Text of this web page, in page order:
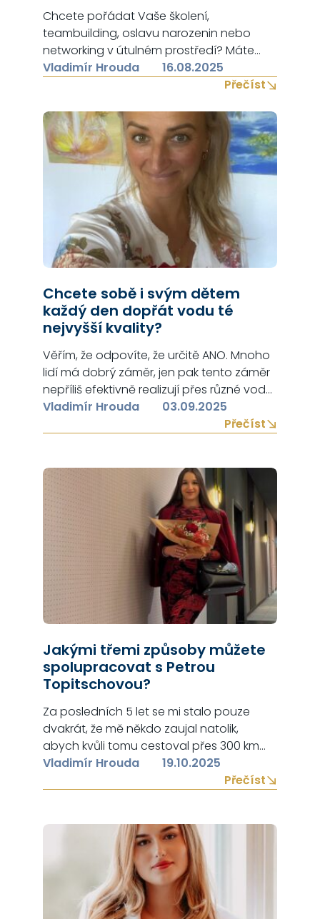
Chcete pořádat Vaše školení,
teambuilding, oslavu narozenin nebo
networking v útulném prostředí? Máte
rádi spíše neformální/domácí a
uvolněnou atmosféru? Pokud ano, pak se
až 25 osob určitě moc líbit. Můžete využít i
projektor a velké plátno s uhlopříčkou 3m
– ideální pro promítání čehokoliv. Prostory
ZIGIHUB najdete na adrese:…
Vladimír Hrouda
16.08.2025
Přečíst
Chcete sobě i svým dětem
každý den dopřát vodu té
nejvyšší kvality?
Věřím, že odpovíte, že určitě ANO. Mnoho
lidí má dobrý záměr, jen pak tento záměr
nepříliš efektivně realizují přes různé vodní
filtry a podobná zařízení. Chápu, že na
trhu existuje mnoho způsobů, jak mít
jednoduše vysvětlit, abychom Vám
pomohli k tomu udělat kvalitní…
Vladimír Hrouda
03.09.2025
Přečíst
Jakými třemi způsoby můžete
spolupracovat s Petrou
Topitschovou?
Za posledních 5 let se mi stalo pouze
dvakrát, že mě někdo zaujal natolik,
abych kvůli tomu cestoval přes 300 km
(ČB – Praha – ČB). Domnívám se, že oba
dva tito lidé mají přes sebou skvělou
nejvíce vydělávajících youtuberů v ČR….
Vladimír Hrouda
19.10.2025
Přečíst